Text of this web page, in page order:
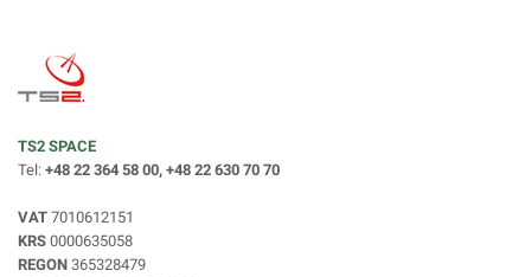
TS2 SPACE
Tel: +48 22 364 58 00, +48 22 630 70 70
VAT 7010612151
KRS 0000635058
REGON 365328479